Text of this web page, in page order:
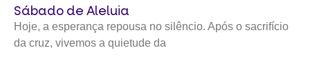
Sábado de Aleluia
Hoje, a esperança repousa no silêncio. Após o sacrifício
da cruz, vivemos a quietude da